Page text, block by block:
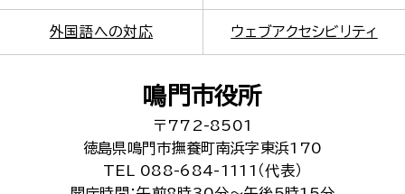
外国語への対応 ウェブアクセシビリティ
鳴門市役所
〒772-8501
徳島県鳴門市撫養町南浜字東浜170
TEL 088-684-1111（代表）